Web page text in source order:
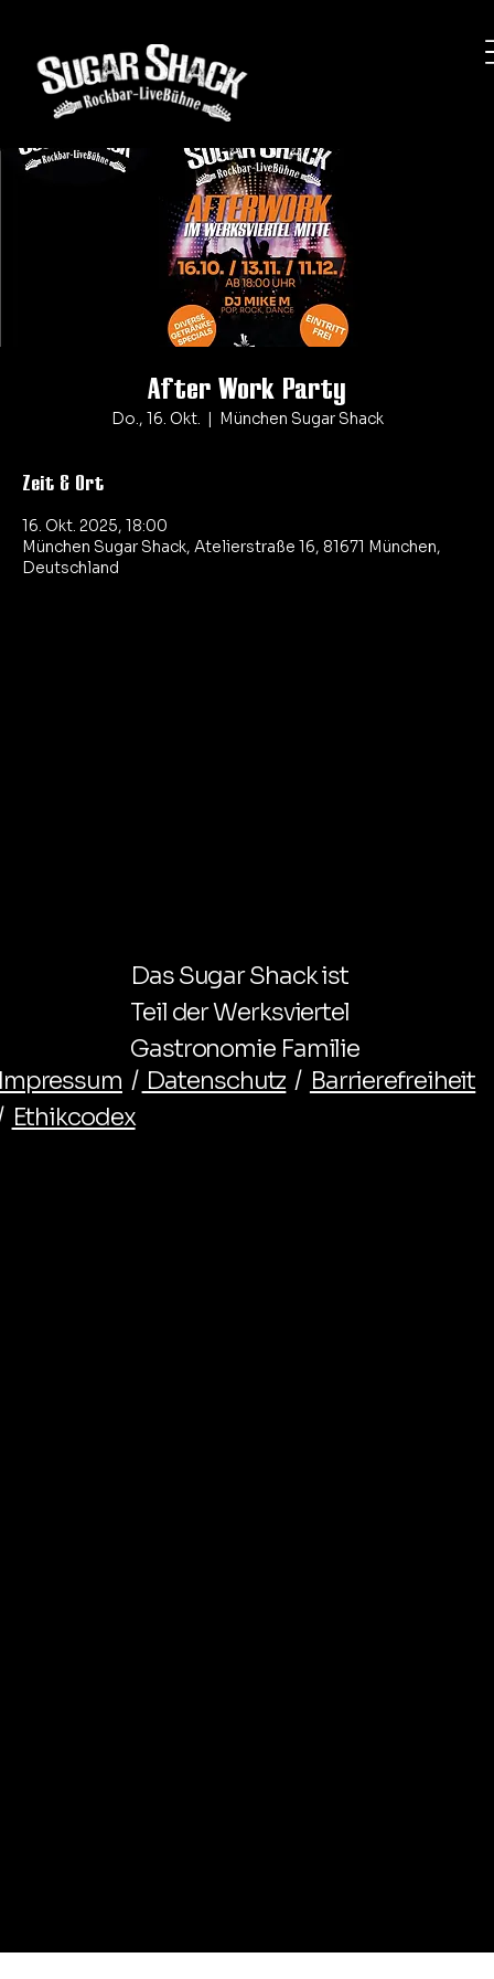
After Work Party
Do., 16. Okt. München Sugar Shack
Zeit & Ort
16. Okt. 2025, 18:00
München Sugar Shack, Atelierstraße 16, 81671 München,
Deutschland
Das Sugar Shack ist
Teil der Werksviertel
Gastronomie Familie
/ Datenschutz / Barrierefreiheit
Ethikcodex